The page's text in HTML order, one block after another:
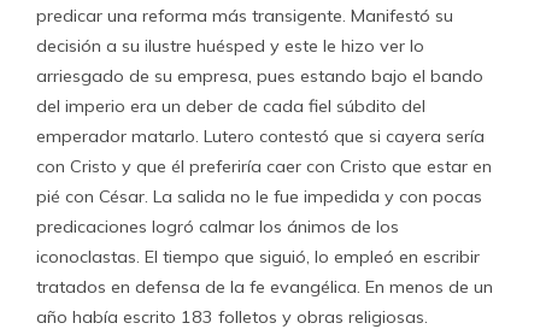
predicar una reforma más transigente. Manifestó su
decisión a su ilustre huésped y este le hizo ver lo
arriesgado de su empresa, pues estando bajo el bando
del imperio era un deber de cada fiel súbdito del
emperador matarlo. Lutero contestó que si cayera sería
con Cristo y que él preferiría caer con Cristo que estar en
pié con César. La salida no le fue impedida y con pocas
predicaciones logró calmar los ánimos de los
iconoclastas. El tiempo que siguió, lo empleó en escribir
tratados en defensa de la fe evangélica. En menos de un
año había escrito 183 folletos y obras religiosas.